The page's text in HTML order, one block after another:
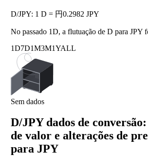
D/JPY: 1 D = 円0.2982 JPY
No passado 1D, a flutuação de D para JPY
1D7D1M3M1YALL
Sem dados
D/JPY dados de
de valor e alterações de
para JPY